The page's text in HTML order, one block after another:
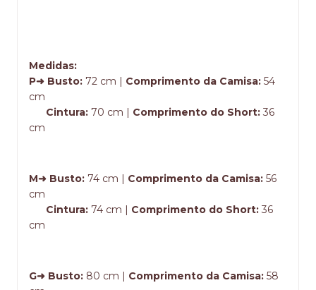
Medidas:
P➜ Busto: 72 cm | Comprimento da Camisa: 54
cm
Cintura: 70 cm | Comprimento do Short: 36
cm
M➜ Busto: 74 cm | Comprimento da Camisa: 56
cm
Cintura: 74 cm | Comprimento do Short: 36
cm
G➜ Busto: 80 cm | Comprimento da Camisa: 58